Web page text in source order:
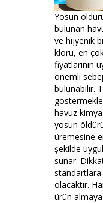
Yosun
bulunan
ve hijyenik
kloru, en
fiyatlarının
önemli
bulunabilir.
havuz
yosun
üremesine
şekilde
sunar.
standartlara
olacaktır.
ürün